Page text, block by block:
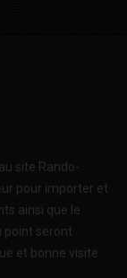
site Rando-
pour importer et
ainsi que le
point seront
et bonne visite.